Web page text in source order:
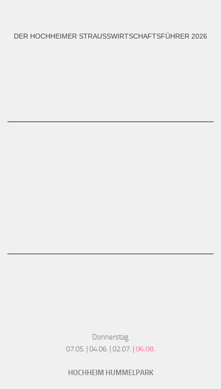
DER HOCHHEIMER STRAUSSWIRTSCHAFTSFÜHRER 2026
Donnerstag
07.05. | 04.06. | 02.07. | 06.08.
HOCHHEIM HUMMELPARK